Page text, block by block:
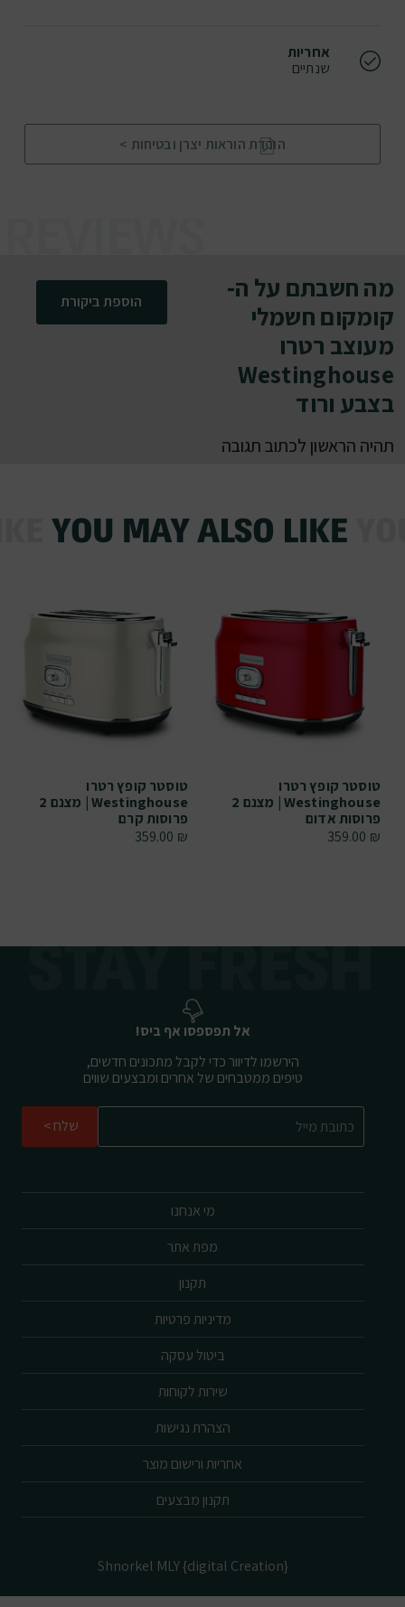
אחריות
שנתיים
הורדת הוראות יצרן ובטיחות >
מה חשבתם על ה-
קומקום חשמלי
מעוצב רטרו
Westinghouse
בצבע ורוד
תהיה הראשון לכתוב תגובה
הוספת ביקורת
טוסטר קופץ רטרו
Westinghouse | מצנם 2
פרוסות אדום
359.00 ₪
טוסטר קופץ רטרו
Westinghouse | מצנם 2
פרוסות קרם
359.00 ₪
מי אנחנו
מפת אתר
תקנון
מדיניות פרטיות
ביטול עסקה
שירות לקוחות
הצהרת נגישות
אחריות ורישום מוצר
תקנון מבצעים
אל תפספסו אף ביס!
הירשמו לדיוור כדי לקבל מתכונים חדשים,
טיפים ממטבחים של אחרים ומבצעים שווים
שלח
Shnorkel MLY {digital Creation}